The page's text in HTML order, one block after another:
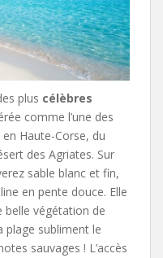
plus célèbres
comme l’une des
en Haute-Corse, du
des Agriates. Sur
sable blanc et fin,
en pente douce. Elle
belle végétation de
plage subliment le
sauvages ! L’accès